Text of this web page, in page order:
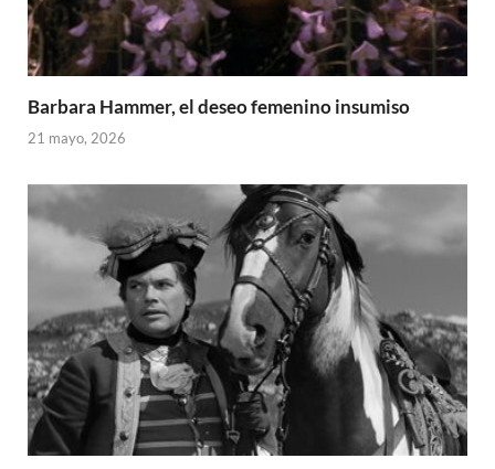
Barbara Hammer, el deseo femenino insumiso
21 mayo, 2026